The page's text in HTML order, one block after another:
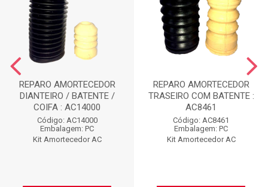
REPARO AMORTECEDOR
DIANTEIRO / BATENTE /
COIFA : AC14000
Código: AC14000
Embalagem: PC
Kit Amortecedor AC
REPARO AMORTECEDOR
TRASEIRO COM BATENTE :
AC8461
Código: AC8461
Embalagem: PC
Kit Amortecedor AC